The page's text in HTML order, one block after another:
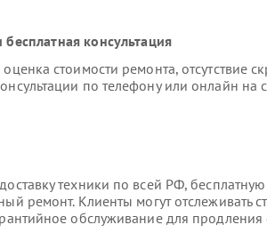
консультация
стоимости ремонта, отсутствие
по телефону или онлайн на
техники по всей РФ, бесплатную
ремонт. Клиенты могут отслеживать
обслуживание для